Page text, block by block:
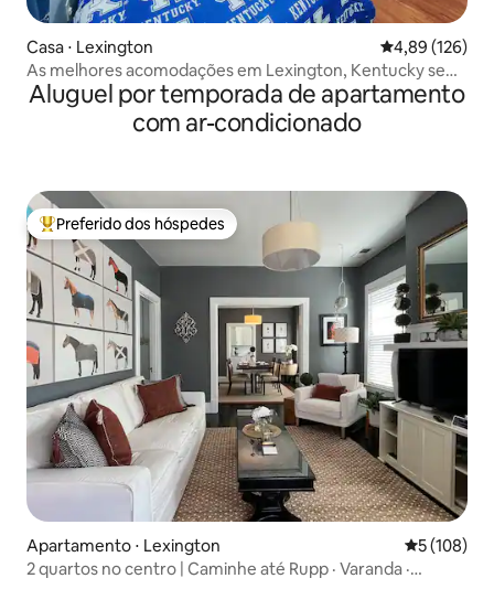
Casa ⋅ Lexington 4,89 de uma
4,89 (126)
As melhores acomodações em Lexington, Kentucky sem
taxa de limpeza
Aluguel por temporada de apartamento
com ar-condicionado
Entre os melhores preferidos dos hóspedes
Preferido dos hóspedes
Apartamento ⋅ Lexington 5 de uma
5 (108)
2 quartos no centro | Caminhe até Rupp · Varanda ·